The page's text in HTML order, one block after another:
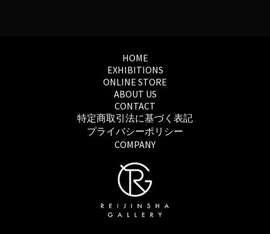
HOME
EXHIBITIONS
ONLINE STORE
ABOUT US
CONTACT
特定商取引法に基づく表記
プライバシーポリシー
COMPANY